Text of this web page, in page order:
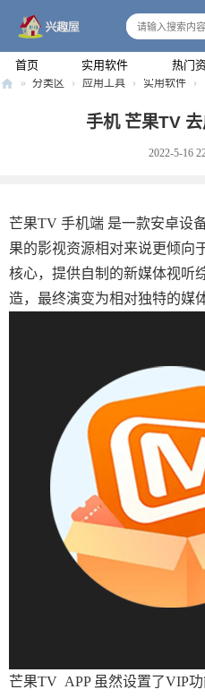
首页 实用软件 热门
» 分类区 › 应用工具 › 实用软件 ›
手机 芒果TV
2022-5-16
芒果TV 手机端 是一款安卓设
果的影视资源相对来说更倾向
核心，提供自制的新媒体视听
造，最终演变为相对独特的媒
芒果TV APP 虽然设置了VIP